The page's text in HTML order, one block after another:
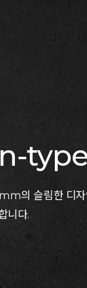
의 슬림한 디자
니다.